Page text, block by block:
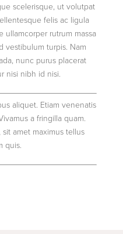
scelerisque, ut volutpat
felis ac ligula
ullamcorper rutrum massa
vestibulum turpis. Nam
nunc purus placerat
nisi nibh id nisi.
aliquet. Etiam venenatis
a fringilla quam.
amet maximus tellus
quis.